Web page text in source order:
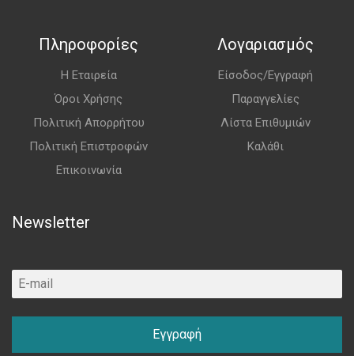
Πληροφορίες
Η Εταιρεία
Όροι Χρήσης
Πολιτική Απορρήτου
Πολιτική Επιστροφών
Επικοινωνία
Λογαριασμός
Είσοδος/Εγγραφή
Παραγγελίες
Λίστα Επιθυμιών
Καλάθι
Newsletter
Εγγραφή